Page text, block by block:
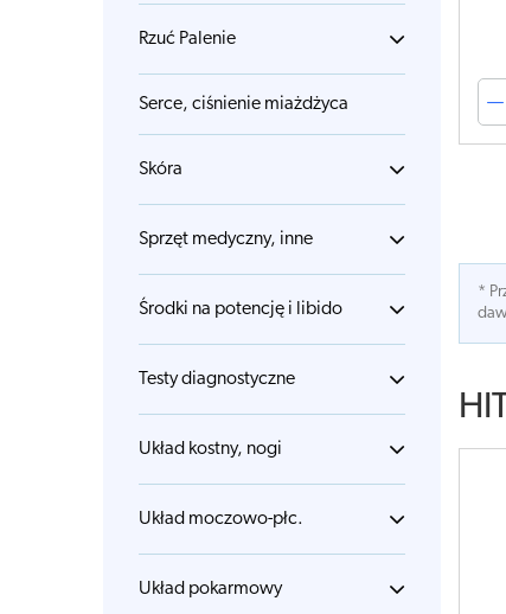
Rzuć Palenie
Serce, ciśnienie miażdżyca
Skóra
Sprzęt medyczny, inne
Środki na potencję i libido
Testy diagnostyczne
Układ kostny, nogi
Układ moczowo-płc.
Układ pokarmowy
*